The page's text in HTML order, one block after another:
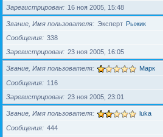
Зарегистрирован
16 ноя 2005, 15:48
Звание, Имя пользователя Эксперт Рыжик
Сообщения
338
Зарегистрирован
23 ноя 2005, 16:05
Звание, Имя пользователя Марк
Сообщения
116
Зарегистрирован
23 ноя 2005, 23:01
Звание, Имя пользователя luka
Сообщения
444